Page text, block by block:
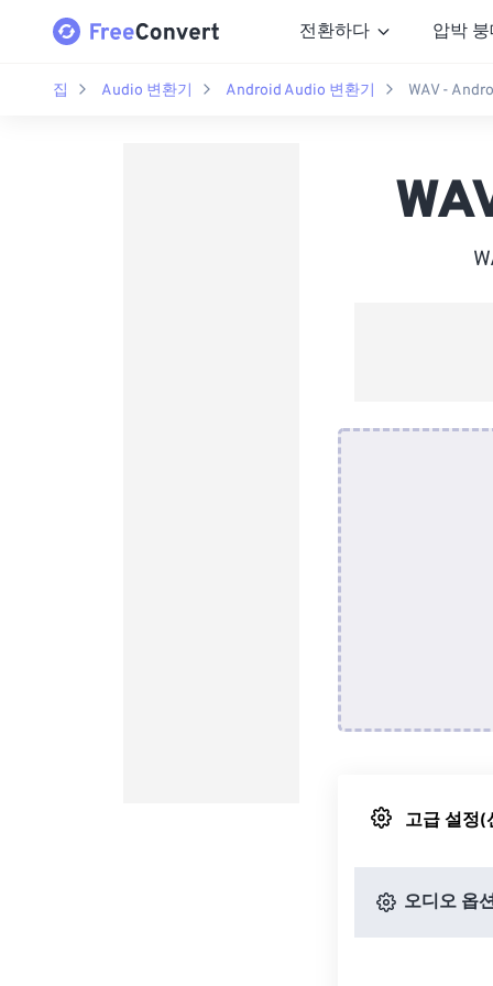
전환하다 압박
집 Audio 변환기 Android Audio 변환기 WAV -
고급 설정(
오디오 옵